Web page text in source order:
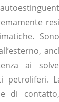
ai
petroliferi.
di